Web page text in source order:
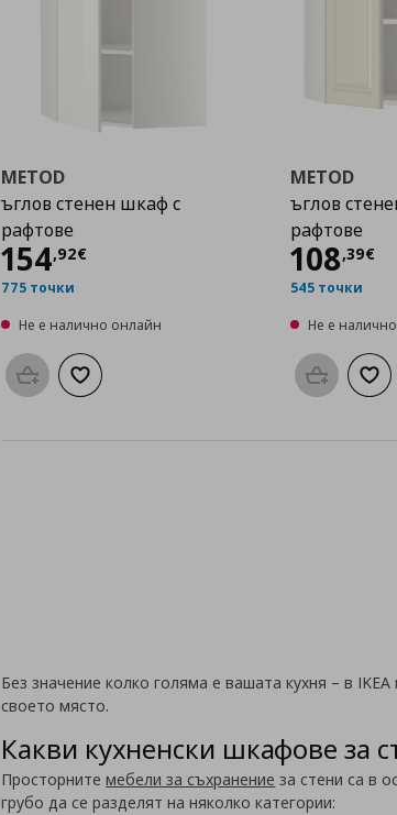
METOD
ъглов стенен шкаф с
рафтове
154,92€
Цена
775 точки
Не е налично онлайн
Προσθήκη στο καλάθι
Добави към списъка с любими
METOD
ъглов
рафтове
108,39€
Цена
545 точки
Не е
Προσθήκη
Без значение колко голяма е вашата кухня – в
своето място.
Какви кухненски шкафове за
Просторнитемебели за съхранение за стени са в
грубо да се разделят на няколко категории: